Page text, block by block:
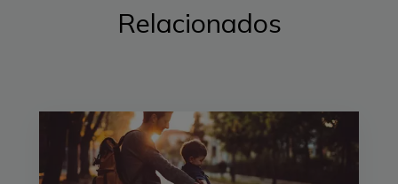
ambiente através de banhos com soluções de
aquecimento de água mais eficientes. Deste modo,
Relacionados